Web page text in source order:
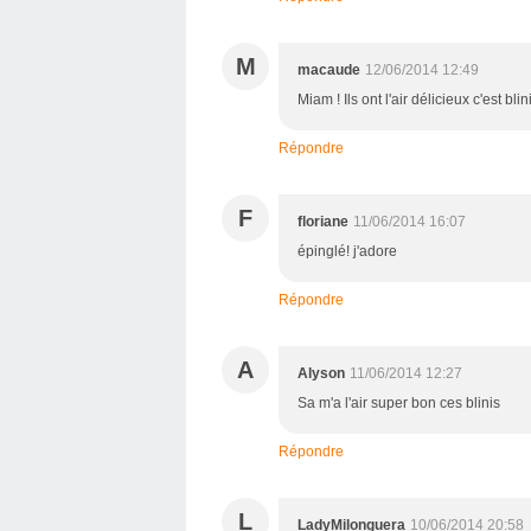
M macaude 12/06/2014 12:49
Miam ! Ils ont l'air délicieux c'est
Répondre
F floriane 11/06/2014 16:07
épinglé! j'adore
Répondre
A Alyson 11/06/2014 12:27
Sa m'a l'air super bon ces blinis
Répondre
L LadyMilonguera 10/06/2014 20:58